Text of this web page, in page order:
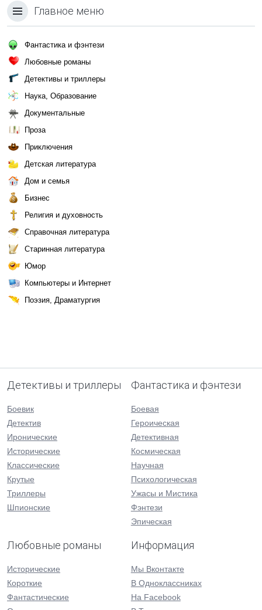
Главное меню
Фантастика и фэнтези
Любовные романы
Детективы и триллеры
Наука, Образование
Документальные
Проза
Приключения
Детская литература
Дом и семья
Бизнес
Религия и духовность
Справочная литература
Старинная литература
Юмор
Компьютеры и Интернет
Поэзия, Драматургия
Детективы и триллеры
Боевик
Детектив
Иронические
Исторические
Классические
Крутые
Триллеры
Шпионские
Фантастика и фэнтези
Боевая
Героическая
Детективная
Космическая
Научная
Психологическая
Ужасы и Мистика
Фэнтези
Эпическая
Любовные романы
Исторические
Короткие
Фантастические
Информация
Мы Вконтакте
В Одноклассниках
На Facebook